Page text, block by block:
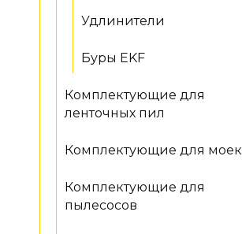
Удлинители
Буры EKF
Комплектующие для
ленточных пил
Комплектующие для моек
Комплектующие для
пылесосов